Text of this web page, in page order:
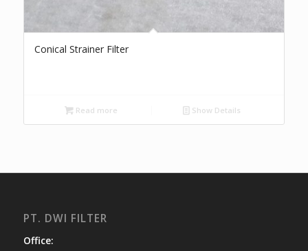
Conical Strainer Filter
Read more Show Details
PT. DWI FILTER
Office: